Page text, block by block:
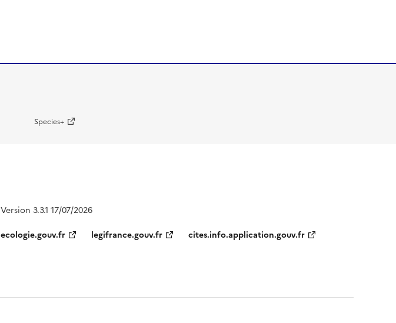
Species+
Version 3.3.1 17/07/2026
ecologie.gouv.fr
legifrance.gouv.fr cites.info.application.gouv.fr